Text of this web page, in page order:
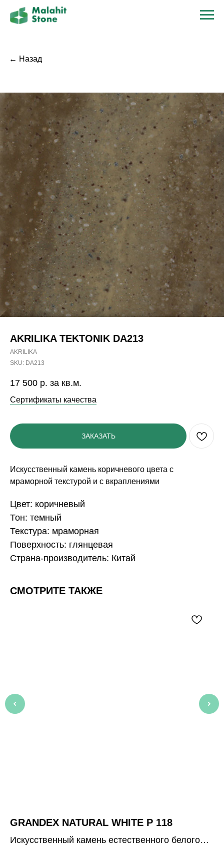
← Назад
AKRILIKA TEKTONIK DA213
AKRILIKA
SKU: DA213
17 500 р. за кв.м.
Сертификаты качества
ЗАКАЗАТЬ
Искусственный камень коричневого цвета с
мраморной текстурой и с вкраплениями
Цвет: коричневый
Тон: темный
Текстура: мраморная
Поверхность: глянцевая
Страна-производитель: Китай
СМОТРИТЕ ТАКЖЕ
GRANDEX NATURAL WHITE P 118
Искусственный камень естественного белого